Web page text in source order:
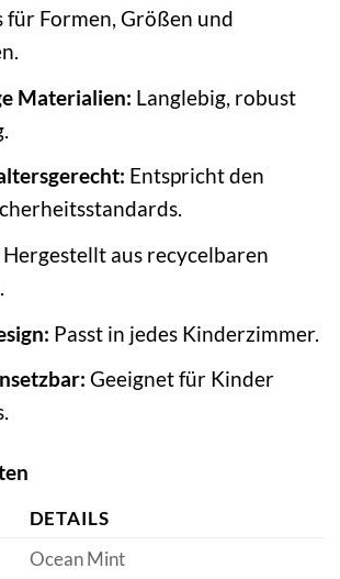
für Formen, Größen und
Materialien: Langlebig, robust
Entspricht den
Hergestellt aus recycelbaren
Passt in jedes Kinderzimmer.
Geeignet für Kinder
DETAILS
Ocean Mint